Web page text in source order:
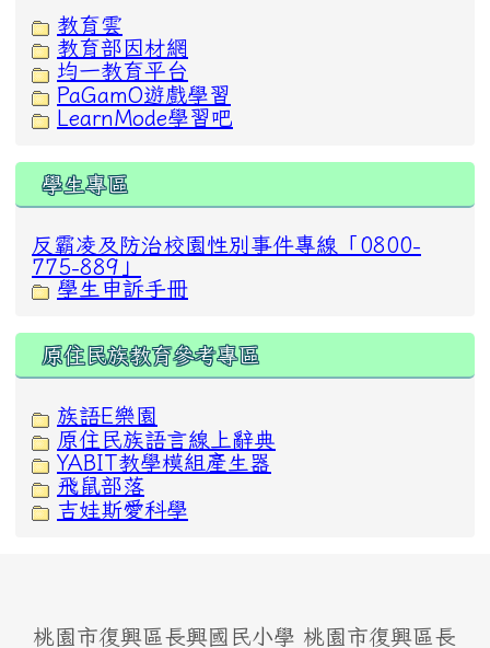
教育雲
教育部因材網
均一教育平台
PaGamO遊戲學習
LearnMode學習吧
學生專區
反霸凌及防治校園性別事件專線「0800-
775-889」
學生申訴手冊
原住民族教育參考專區
族語E樂園
原住民族語言線上辭典
YABIT教學模組產生器
飛鼠部落
吉娃斯愛科學
桃園市復興區長興國民小學 桃園市復興區長